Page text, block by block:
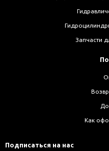
Запчасти
Как
Подписаться на нас